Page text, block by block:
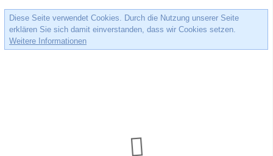
Diese Seite verwendet Cookies. Durch die Nutzung unserer Seite
erklären Sie sich damit einverstanden, dass wir Cookies setzen.
Weitere Informationen